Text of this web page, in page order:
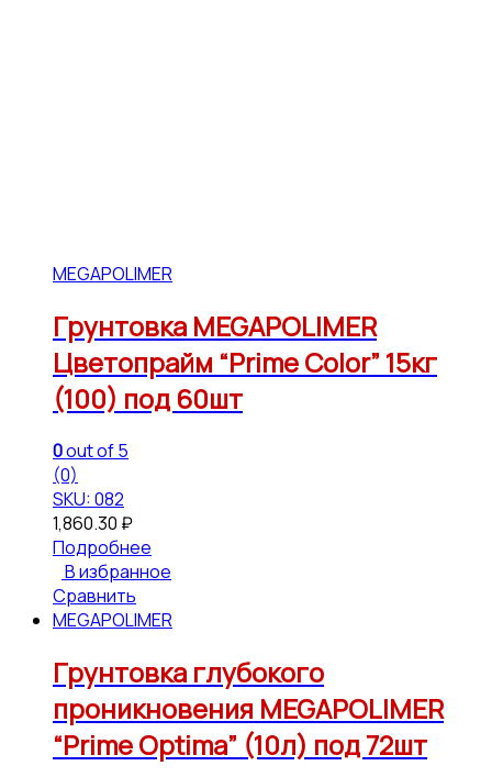
MEGAPOLIMER
Грунтовка MEGAPOLIMER
Цветопрайм “Prime Color” 15кг
(100) под 60шт
0out of 5
(0)
SKU: 082
1,860.30 ₽
Подробнее
В избранное
Сравнить
MEGAPOLIMER
Грунтовка глубокого
проникновения MEGAPOLIMER
“Prime Optima” (10л) под 72шт